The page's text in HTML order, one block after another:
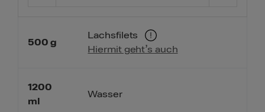
500 g
1200
ml
Lachsfilets
Hiermit geht’s auch
Wasser